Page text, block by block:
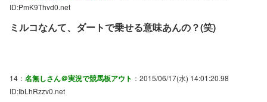
ID:PmK9Thvd0.net
ミルコなんて、ダートで乗せる意味あんの？(笑)
14： 名無しさん＠実況で競馬板アウト ：2015/06/17(水) 14:01:20.98
ID:IbLhRzzv0.net